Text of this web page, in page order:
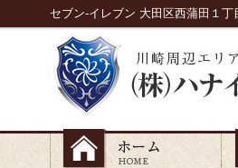
セブン-イレブン 大田区西蒲田１